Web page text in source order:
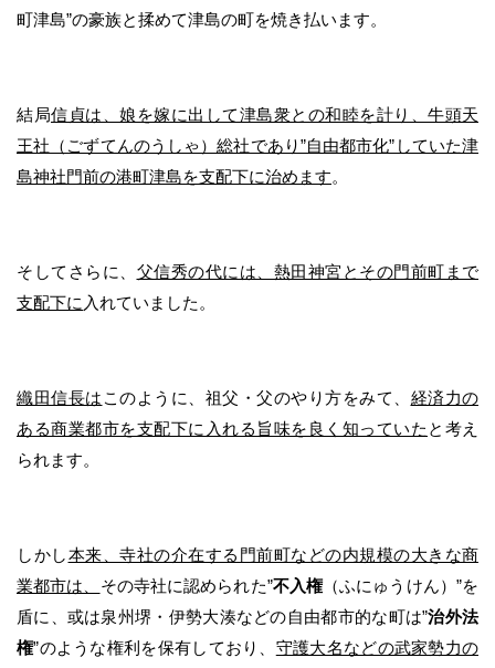
町津島”の豪族と揉めて津島の町を焼き払います。
結局信貞は、娘を嫁に出して津島衆との和睦を計り、牛頭天
王社（ごずてんのうしゃ）総社であり”自由都市化”していた津
島神社門前の港町津島を支配下に治めます。
そしてさらに、 父信秀の代には、熱田神宮とその門前町まで
支配下に 入れていました。
織田信長は このように、祖父・父のやり方をみて、 経済力の
ある商業都市を支配下に入れる旨味を良く知っていた と考え
られます。
しかし本来、寺社の介在する門前町などの内規模の大きな商
業都市は、 その寺社に認められた”不入権（ふにゅうけん）”を
盾に、或は泉州堺・伊勢大湊などの自由都市的な町は”治外法
権”のような権利を保有しており、 守護大名などの武家勢力の